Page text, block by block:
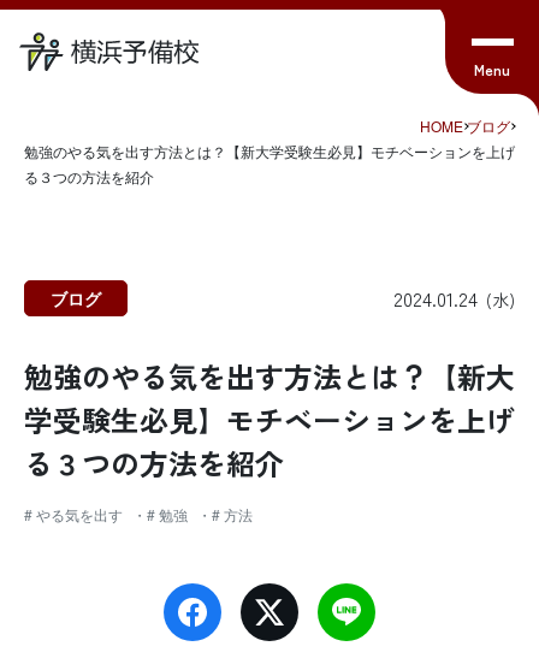
HOME ブログ
勉強のやる気を出す方法とは？【新大学受験生必見】モチベーションを上げ
る３つの方法を紹介
ブログ 2024.01.24 (水)
勉強のやる気を出す方法とは？【新大
学受験生必見】モチベーションを上げ
る３つの方法を紹介
# やる気を出す # 勉強 # 方法